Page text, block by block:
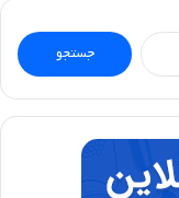
جستجو
برای: